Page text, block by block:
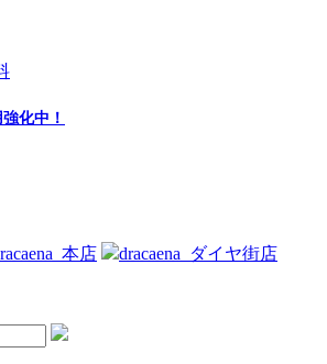
化中！
本店 dracaena_ダイヤ街店